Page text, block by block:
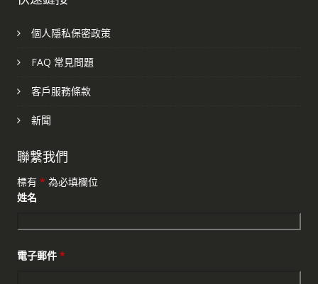
個人隱私保密政策
FAQ 常見問題
客戶服務條款
新聞
聯繫我們
標有 * 為必填欄位
姓名
電子郵件 *